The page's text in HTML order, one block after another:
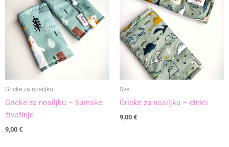
Gricke za nosiljku
Gricke za nosiljku – šumske
životinje
9,00 €
Sve
Gricke za nosiljku – dinići
9,00 €